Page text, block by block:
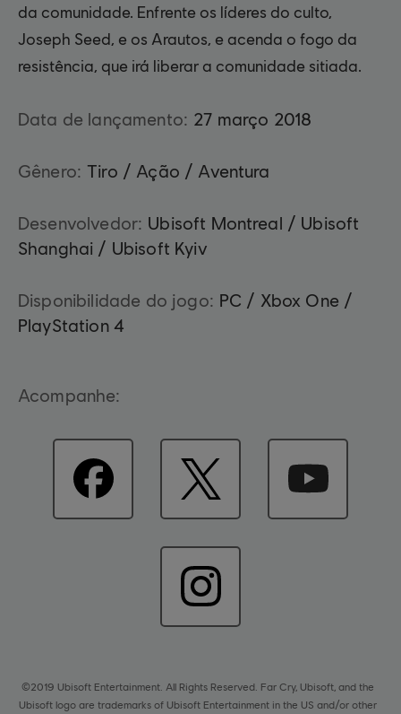
da comunidade. Enfrente os líderes do culto,
Joseph Seed, e os Arautos, e acenda o fogo da
resistência, que irá liberar a comunidade sitiada.
Data de lançamento: 27 março 2018
Gênero: Tiro / Ação / Aventura
Desenvolvedor: Ubisoft Montreal / Ubisoft
Shanghai / Ubisoft Kyiv
Disponibilidade do jogo: PC / Xbox One /
PlayStation 4
Acompanhe:
©2019 Ubisoft Entertainment. All Rights Reserved. Far Cry, Ubisoft, and the
Ubisoft logo are trademarks of Ubisoft Entertainment in the US and/or other